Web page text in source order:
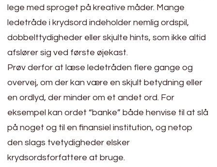
lege med sproget på kreative måder. Mange
ledetråde i krydsord indeholder nemlig ordspil,
dobbelttydigheder eller skjulte hints, som ikke altid
afslører sig ved første øjekast.
Prøv derfor at læse ledetråden flere gange og
overvej, om der kan være en skjult betydning eller
en ordlyd, der minder om et andet ord. For
eksempel kan ordet “banke” både henvise til at slå
på noget og til en finansiel institution, og netop
den slags tvetydigheder elsker
krydsordsforfattere at bruge.